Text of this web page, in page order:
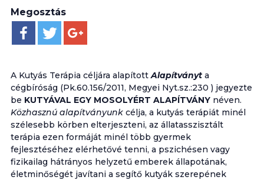
Megosztás
A Kutyás Terápia céljára alapítottAlapítványta
cégbíróság (Pk.60.156/2011, Megyei Nyt.sz.:230 ) jegyezte
be KUTYÁVAL EGY MOSOLYÉRT ALAPÍTVÁNYnéven.
Közhasznú alapítványunkcélja, a kutyás terápiát minél
szélesebb körben elterjeszteni, az állatasszisztált
terápia ezen formáját minél több gyermek
fejlesztéséhez elérhetővé tenni, a pszichésen vagy
fizikailag hátrányos helyzetű emberek állapotának,
életminőségét javítani a segítő kutyák szerepének